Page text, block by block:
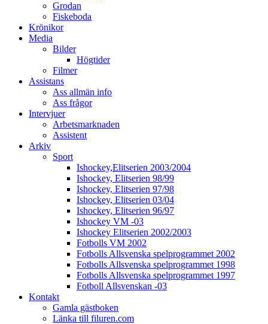
Grodan
Fiskeboda
Krönikor
Media
Bilder
Högtider
Filmer
Assistans
Ass allmän info
Ass frågor
Intervjuer
Arbetsmarknaden
Assistent
Arkiv
Sport
Ishockey,Elitserien 2003/2004
Ishockey, Elitserien 98/99
Ishockey, Elitserien 97/98
Ishockey, Elitserien 03/04
Ishockey, Elitserien 96/97
Ishockey VM -03
Ishockey Elitserien 2002/2003
Fotbolls VM 2002
Fotbolls Allsvenska spelprogrammet 2002
Fotbolls Allsvenska spelprogrammet 1998
Fotbolls Allsvenska spelprogrammet 1997
Fotboll Allsvenskan -03
Kontakt
Gamla gästboken
Länka till filuren.com